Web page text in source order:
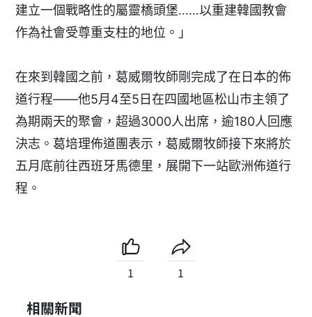
建立一個戰略性的屬靈橋頭堡……以重建韓國教會
作為社會受尊重支柱的地位。」
在來到韓國之前，葛威爾牧師剛完成了在日本的佈
道行程——他5月4至5日在四國地區松山市主領了
為期兩天的聚會，超過3000人出席，逾180人回應
決志。葛培理佈道團表示，葛威爾牧師接下來將於
五月底前往西班牙馬德里，展開下一站歐洲佈道行
程。
1 1
相關新聞